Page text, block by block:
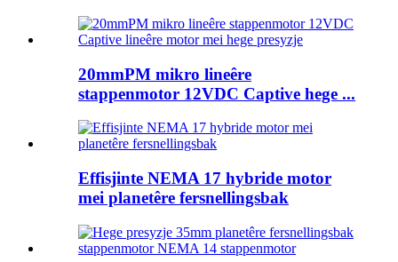
20mmPM mikro lineêre
stappenmotor 12VDC Captive hege ...
Effisjinte NEMA 17 hybride motor
mei planetêre fersnellingsbak